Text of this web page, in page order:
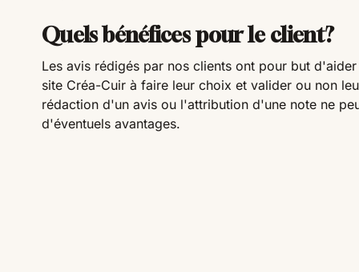
Quels bénéfices pour le client?
Les avis rédigés par nos clients ont pour but
site Créa-Cuir à faire leur choix et valider ou non
rédaction d'un avis ou l'attribution d'une note ne
d'éventuels avantages.